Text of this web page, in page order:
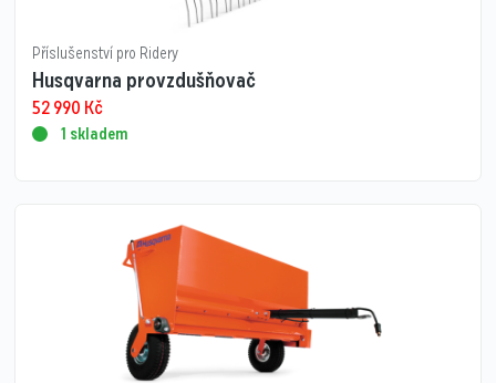
Příslušenství pro Ridery
Husqvarna provzdušňovač
52 990 Kč
1 skladem